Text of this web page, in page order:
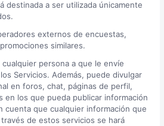
destinada a ser utilizada únicamente
externos de encuestas,
similares.
persona a que le envíe
Servicios. Además, puede divulgar
en foros, chat, páginas de perfil,
en los que pueda publicar información
cuenta que cualquier información que
de estos servicios se hará